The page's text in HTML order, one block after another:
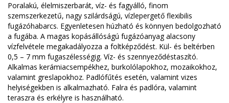
Poralakú, élelmiszerbarát, víz- és fagyálló, finom
szemszerkezetű, nagy szilárdságú, vízlepergető flexibilis
fugázóhabarcs. Egyenletesen húzható és könnyen bedolgozható
a fugába. A magas kopásállóságú fugázóanyag alacsony
vízfelvétele megakadályozza a foltképződést. Kül- és beltérben
0,5 – 7 mm fugaszélességig. Víz- és szennyeződéstaszító.
Alkalmas kerámiacsempékhez, burkolólapokhoz, mozaikokhoz,
valamint greslapokhoz. Padlófűtés esetén, valamint vizes
helyiségekben is alkalmazható. Falra és padlóra, valamint
teraszra és erkélyre is használható.